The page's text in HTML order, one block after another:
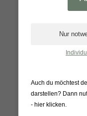
Erdbeer
Auch du möchtest
darstellen? Dann
- hier klicken.